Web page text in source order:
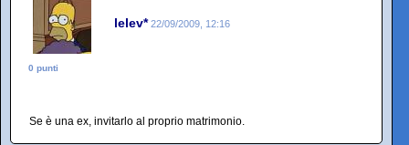
lelev* 22/09/2009, 12:16
0 punti
Se è una ex, invitarlo al proprio matrimonio.